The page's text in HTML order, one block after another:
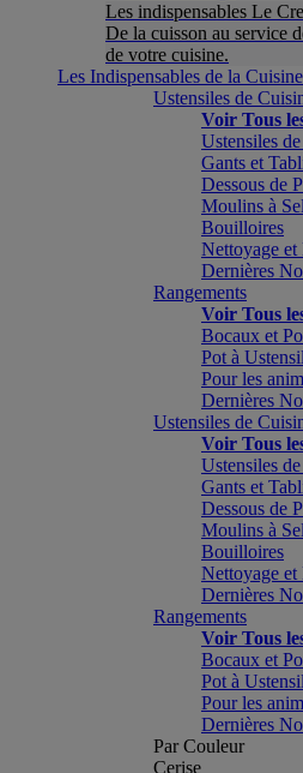
Les indispensables Le
De la cuisson au service
de votre cuisine.
Les Indispensables de la Cuisine
Ustensiles de
Voir Tous
Ustensiles
Gants et
Dessous de
Moulins à
Bouilloires
Nettoyage et
Dernières
Rangements
Voir Tous
Bocaux et
Pot à
Pour les
Dernières
Ustensiles de
Voir Tous
Ustensiles
Gants et
Dessous de
Moulins à
Bouilloires
Nettoyage et
Dernières
Rangements
Voir Tous
Bocaux et
Pot à
Pour les
Dernières
Par Couleur
Cerise